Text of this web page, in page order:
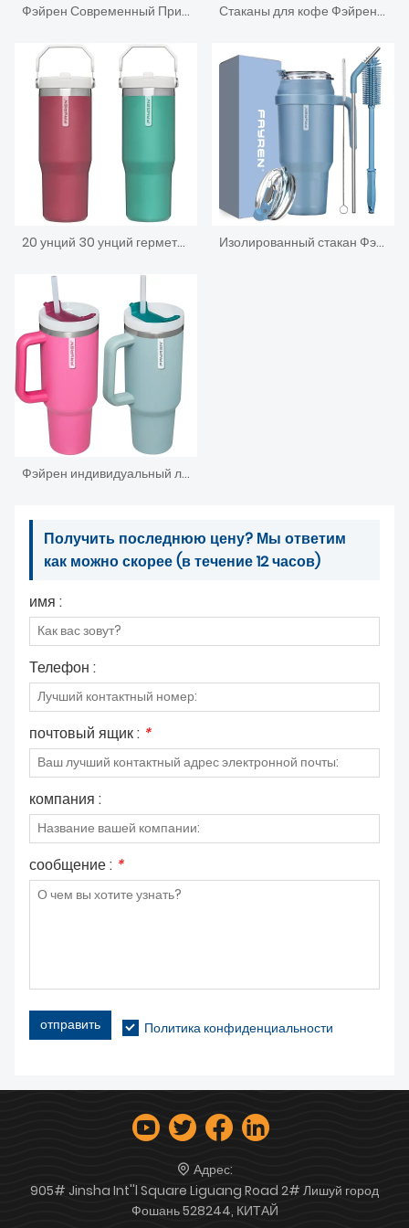
Фэйрен Современный Приятель Чашка 18/8 Нержавеющая сталь Приятель Чайная чашка-Креативная кофейная кружка устойчива к горячим и холодным температурам Стаканы для кофе Фэйрен с ручкой и соломенной крышкой, стаканы с изоляцией из нержавеющей стали, дорожная кофейная кружка сохраняет тепло в течение 12 часов или холод в течение 24 часов
20 унций 30 унций герметичный термос из нержавеющей стали с вакуумной изоляцией, стакан для кофе, автомобильная кружка с ручкой и соломенной откидной крышкой Изолированный стакан Фэйрен с ручкой, вакуумная чашка из нержавеющей стали с двойными стенками, соломинкой и крышками, для холодных/горячих напитков, герметичная, дорожная кружка для кофе
Фэйрен индивидуальный логотип Амазонка, хит продаж, 40 унций, стальной стакан, кофейные дорожные кружки, сохраняющие холод, дорожная кофейная кружка с ручкой
Получить последнюю цену? Мы ответим
как можно скорее (в течение 12 часов)
имя :
Телефон :
почтовый ящик : *
компания :
сообщение : *
отправить Политика конфиденциальности
Адрес:
905# Jinsha Int''l Square Liguang Road 2# Лишуй город
Фошань 528244, КИТАЙ